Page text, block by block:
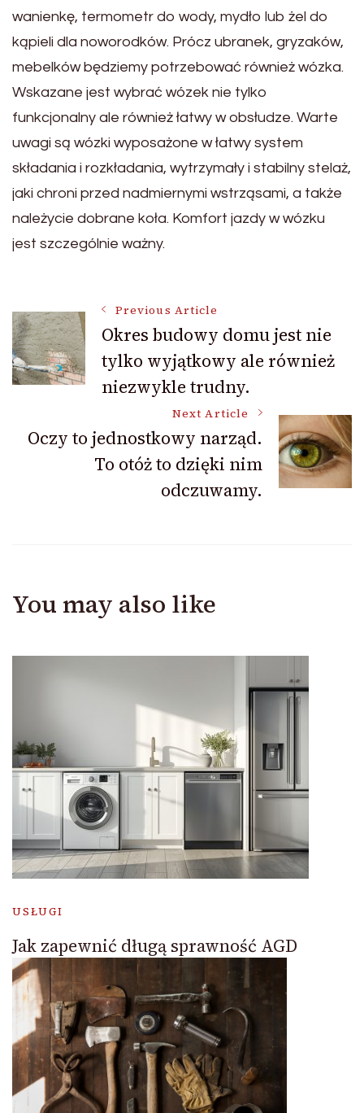
wanienkę, termometr do wody, mydło lub żel do
kąpieli dla noworodków. Prócz ubranek, gryzaków,
mebelków będziemy potrzebować również wózka.
Wskazane jest wybrać wózek nie tylko
funkcjonalny ale również łatwy w obsłudze. Warte
uwagi są wózki wyposażone w łatwy system
składania i rozkładania, wytrzymały i stabilny stelaż,
jaki chroni przed nadmiernymi wstrząsami, a także
należycie dobrane koła. Komfort jazdy w wózku
jest szczególnie ważny.
Post
Navigation
Previous Article
Okres budowy domu jest nie
tylko wyjątkowy ale również
niezwykle trudny.
Next Article
Oczy to jednostkowy narząd.
To otóż to dzięki nim
odczuwamy.
You may also like
USŁUGI
Jak zapewnić długą sprawność AGD